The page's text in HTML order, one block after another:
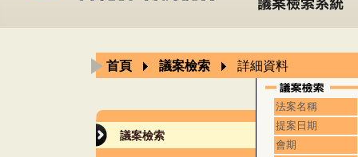
首頁 議案檢索 詳細資料
議案檢索
法案名稱
提案日期
會期